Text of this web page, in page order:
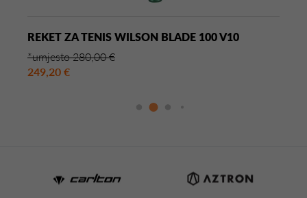
REKET ZA TENIS WILSON BLADE 100 V10
*umjesto 280,00 €
249,20 €